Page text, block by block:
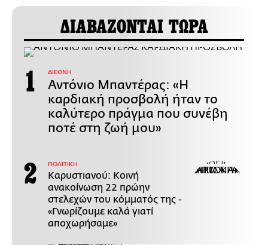
ΔΙΑΒΑΖΟΝΤΑΙ ΤΩΡΑ
ΔΙΕΘΝΗ
Αντόνιο Μπαντέρας: «Η
καρδιακή προσβολή ήταν το
καλύτερο πράγμα που συνέβη
ποτέ στη ζωή μου»
ΠΟΛΙΤΙΚΗ
Καρυστιανού: Κοινή
ανακοίνωση 22 πρώην
στελεχών του κόμματός της -
«Γνωρίζουμε καλά γιατί
αποχωρήσαμε»